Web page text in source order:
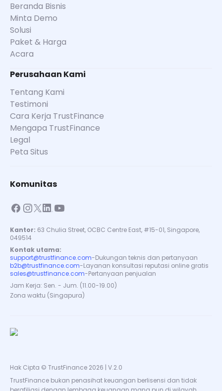
Beranda Bisnis
Minta Demo
Solusi
Paket & Harga
Acara
Perusahaan Kami
Tentang Kami
Testimoni
Cara Kerja TrustFinance
Mengapa TrustFinance
Legal
Peta Situs
Komunitas
Kantor: 63 Chulia Street, OCBC Centre East, #15-01, Singapore,
049514
Kontak utama:
support@trustfinance.com-Dukungan teknis dan pertanyaan
b2b@trustfinance.com-Layanan konsultasi reputasi online gratis
sales@trustfinance.com-Pertanyaan penjualan
Jam Kerja: Sen. - Jum. (11.00-19.00)
Zona waktu (Singapura)
Hak Cipta © TrustFinance 2026 | V.2.0
TrustFinance bukan penasihat keuangan berlisensi dan tidak